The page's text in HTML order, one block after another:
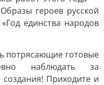
героев русской
единства народов
потрясающие готовые
наблюдать за
Приходите и